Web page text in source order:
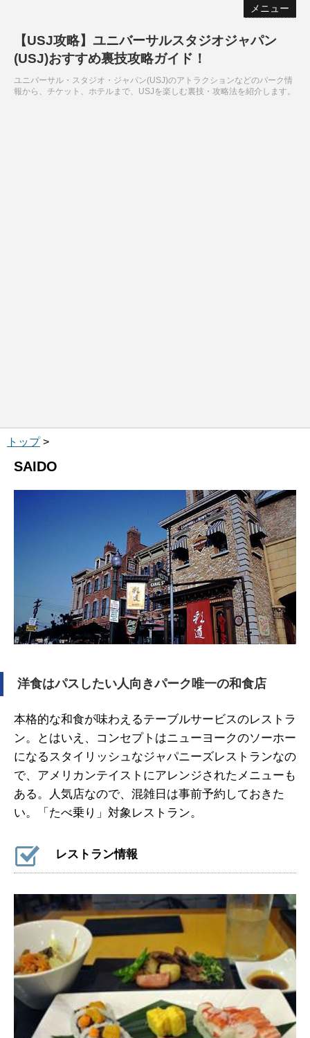
メニュー
【USJ攻略】ユニバーサルスタジオジャパン
(USJ)おすすめ裏技攻略ガイド！
ユニバーサル・スタジオ・ジャパン(USJ)のアトラクションなどのパーク情
報から、チケット、ホテルまで、USJを楽しむ裏技・攻略法を紹介します。
トップ>
SAIDO
洋食はパスしたい人向きパーク唯一の和食店
本格的な和食が味わえるテーブルサービスのレストラ
ン。とはいえ、コンセプトはニューヨークのソーホー
になるスタイリッシュなジャパニーズレストランなの
で、アメリカンテイストにアレンジされたメニューも
ある。人気店なので、混雑日は事前予約しておきた
い。「たべ乗り」対象レストラン。
レストラン情報